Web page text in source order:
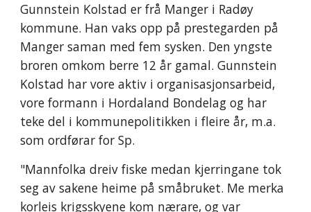
Gunnstein Kolstad er frå Manger i Radøy
kommune. Han vaks opp på prestegarden på
Manger saman med fem sysken. Den yngste
broren omkom berre 12 år gamal. Gunnstein
Kolstad har vore aktiv i organisasjonsarbeid,
vore formann i Hordaland Bondelag og har
teke del i kommunepolitikken i fleire år, m.a.
som ordførar for Sp.
"Mannfolka dreiv fiske medan kjerringane tok
seg av sakene heime på småbruket. Me merka
korleis krigsskyene kom nærare, og var